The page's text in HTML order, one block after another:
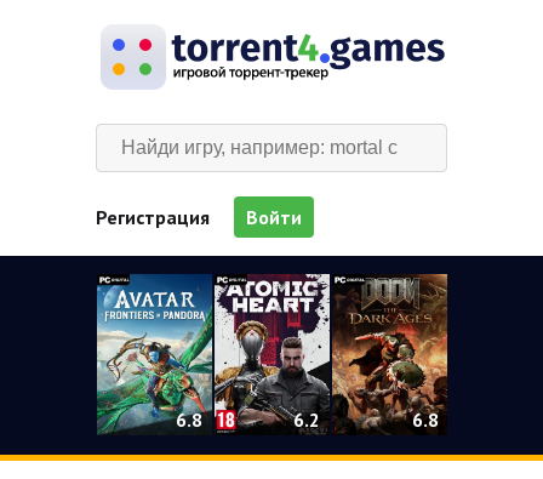
Регистрация Войти
6.8 6.2 6.8